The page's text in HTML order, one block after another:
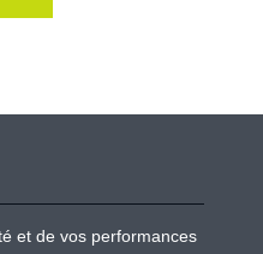
et de vos performances